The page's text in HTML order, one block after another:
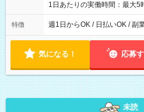
1日あたりの実働時間：最大
実働時間：1-5時間 └上記の
能！ └平日・土曜日の中で、
18:00 などのように、自
特徴 週1日からOK / 日払いOK / 副
気になる！ 応募
未読